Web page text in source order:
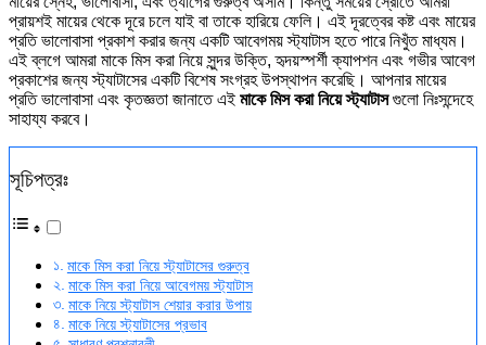
প্রায়শই মায়ের থেকে দূরে চলে যাই বা তাকে হারিয়ে ফেলি। এই দূরত্বের কষ্ট এবং মায়ের
প্রতি ভালোবাসা প্রকাশ করার জন্য একটি আবেগময় স্ট্যাটাস হতে পারে নিখুঁত মাধ্যম।
এই ব্লগে আমরা মাকে মিস করা নিয়ে সুন্দর উক্তি, হৃদয়স্পর্শী ক্যাপশন এবং গভীর আবেগ
প্রকাশের জন্য স্ট্যাটাসের একটি বিশেষ সংগ্রহ উপস্থাপন করেছি। আপনার মায়ের
প্রতি ভালোবাসা এবং কৃতজ্ঞতা জানাতে এই মাকে মিস করা নিয়ে স্ট্যাটাসগুলো নিঃসন্দেহে
সাহায্য করবে।
সূচিপত্রঃ
মাকে মিস করা নিয়ে স্ট্যাটাসের গুরুত্ব
মাকে মিস করা নিয়ে আবেগময় স্ট্যাটাস
মাকে নিয়ে স্ট্যাটাস শেয়ার করার উপায়
মাকে নিয়ে স্ট্যাটাসের প্রভাব